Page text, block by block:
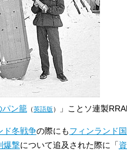
パン籠 （英語版） 」ことソ連製
ド冬戦争の際にもフィンランド
爆撃について追及された際に「